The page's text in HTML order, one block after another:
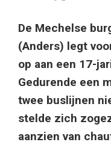
De Mechelse
(Anders) legt
op aan een 17-
Gedurende een
twee buslijnen
stelde zich
aanzien van